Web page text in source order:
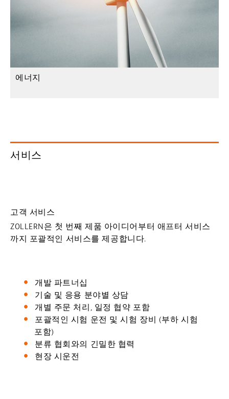
에너지
서비스
고객 서비스
ZOLLERN은 첫 번째 제품 아이디어부터 애프터 서비스
까지 포괄적인 서비스를 제공합니다.
개발 파트너십
기술 및 응용 분야별 상담
개별 주문 처리, 일정 협약 포함
포괄적인 시험 운전 및 시험 장비 (부하 시험
포함)
분류 협회와의 긴밀한 협력
현장 시운전